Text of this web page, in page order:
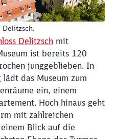
Delitzsch mit
ist bereits 120
junggeblieben. In
das Museum zum
ein, einem
Hoch hinaus geht
mit zahlreichen
Blick auf die